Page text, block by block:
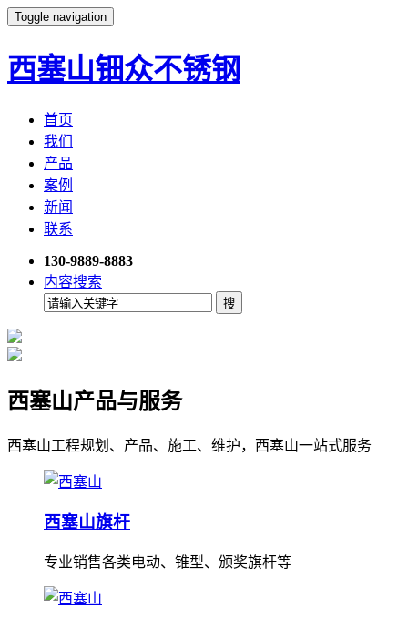
Toggle navigation
西塞山钿众不锈钢
首页
我们
产品
案例
新闻
联系
130-9889-8883
内容搜索
西塞山产品与服务
西塞山工程规划、产品、施工、维护，西塞山一站式服务
西塞山旗杆
专业销售各类电动、锥型、颁奖旗杆等